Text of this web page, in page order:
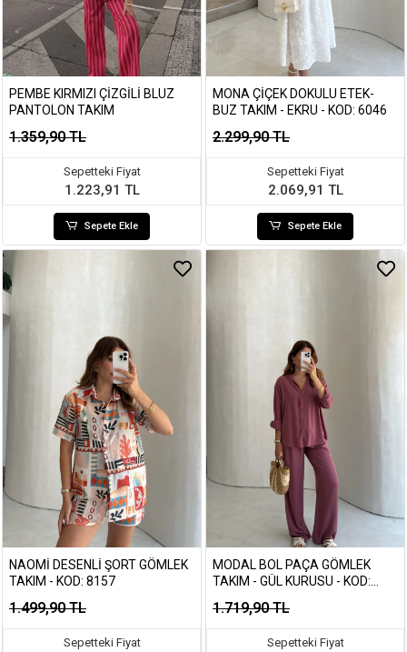
PEMBE KIRMIZI ÇIZGILI BLUZ
PANTOLON TAKIM
1.359,90 TL
Sepetteki Fiyat
1.223,91 TL
Sepete Ekle
MONA ÇIÇEK DOKULU ETEK-
BUZ TAKIM - EKRU - KOD: 6046
2.299,90 TL
Sepetteki Fiyat
2.069,91 TL
Sepete Ekle
NAOMI DESENLI ŞORT GÖMLEK
TAKIM - KOD: 8157
1.499,90 TL
Sepetteki Fiyat
MODAL BOL PAÇA GÖMLEK
TAKIM - GÜL KURUSU - KOD:
1.719,90 TL
Sepetteki Fiyat